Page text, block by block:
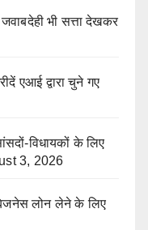
भी सत्ता देखकर
एआई द्वारा चुने गए
विधायकों के लिए
3, 2026
लोन लेने के लिए